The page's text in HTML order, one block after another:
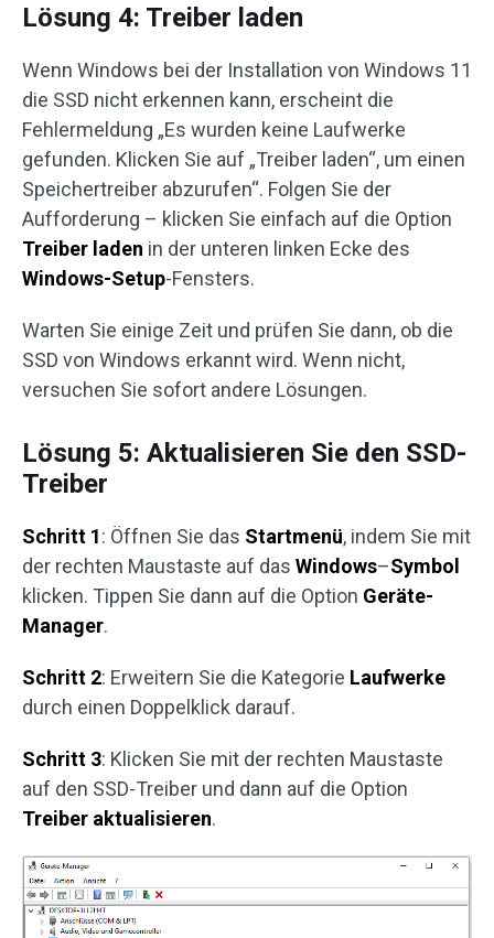
Lösung 4: Treiber laden
Wenn Windows bei der Installation von Windows 11
die SSD nicht erkennen kann, erscheint die
Fehlermeldung „Es wurden keine Laufwerke
gefunden. Klicken Sie auf „Treiber laden“, um einen
Speichertreiber abzurufen“. Folgen Sie der
Aufforderung – klicken Sie einfach auf die Option
Treiber laden in der unteren linken Ecke des
Windows-Setup-Fensters.
Warten Sie einige Zeit und prüfen Sie dann, ob die
SSD von Windows erkannt wird. Wenn nicht,
versuchen Sie sofort andere Lösungen.
Lösung 5: Aktualisieren Sie den SSD-
Treiber
Schritt 1: Öffnen Sie das Startmenü, indem Sie mit
der rechten Maustaste auf das Windows–Symbol
klicken. Tippen Sie dann auf die Option Geräte-
Manager.
Schritt 2: Erweitern Sie die Kategorie Laufwerke
durch einen Doppelklick darauf.
Schritt 3: Klicken Sie mit der rechten Maustaste
auf den SSD-Treiber und dann auf die Option
Treiber aktualisieren.